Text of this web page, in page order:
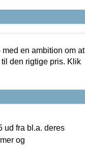
en ambition om at
den rigtige pris. Klik
ud fra bl.a. deres
og